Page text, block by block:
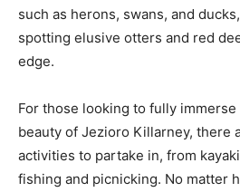
such as herons, swans, and
spotting elusive ⁣otters and red
edge.
For ‌those looking to fully
⁣beauty of Jezioro Killarney, there
activities to⁢ partake in, from
fishing and picnicking. No ⁤matter